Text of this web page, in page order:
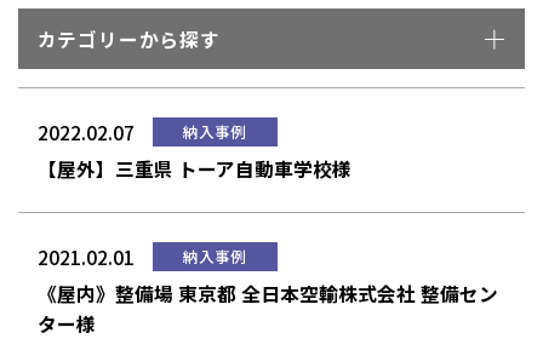
カテゴリーから探す
2022.02.07 納入事例
【屋外】三重県 トーア自動車学校様
2021.02.01 納入事例
《屋内》整備場 東京都 全日本空輸株式会社 整備セン
ター様